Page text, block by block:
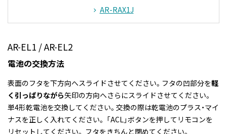
AR-RAX1J
AR-EL1 / AR-EL2
電池の交換方法
表面のフタを下方向へスライドさせてください。フタの凹部分を軽
く引っぱりながら矢印の方向へさらにスライドさせてください。
単4形乾電池を交換してください。交換の際は乾電池のプラス・マイ
ナスを正しく入れてください。 「ACL」ボタンを押してリモコンを
リセットしてください。 フタをきちんと閉めてください。